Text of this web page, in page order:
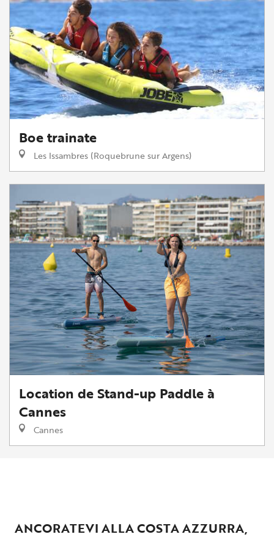
Boe trainate
Les Issambres (Roquebrune sur Argens)
Location de Stand-up Paddle à
Cannes
Cannes
ANCORATEVI ALLA COSTA AZZURRA,